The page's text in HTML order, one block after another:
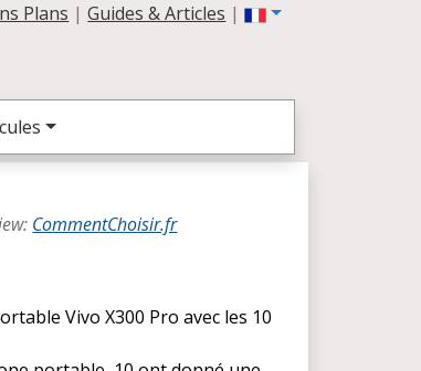
Plans |Guides & Articles |
: CommentChoisir.fr
Vivo X300 Pro avec les 10